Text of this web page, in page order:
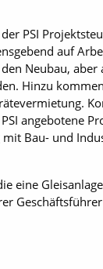
PSI
auf
Neubau, aber
Hinzu
angebotene
Bau- und
eine
Geschäftsführer